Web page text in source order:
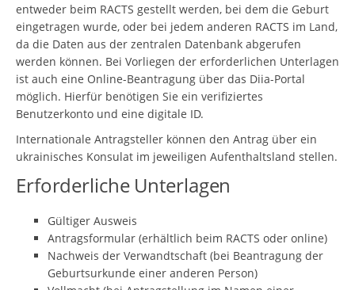
entweder beim RACTS gestellt werden, bei dem die Geburt
eingetragen wurde, oder bei jedem anderen RACTS im Land,
da die Daten aus der zentralen Datenbank abgerufen
werden können. Bei Vorliegen der erforderlichen Unterlagen
ist auch eine Online-Beantragung über das Diia-Portal
möglich. Hierfür benötigen Sie ein verifiziertes
Benutzerkonto und eine digitale ID.
Internationale Antragsteller können den Antrag über ein
ukrainisches Konsulat im jeweiligen Aufenthaltsland stellen.
Erforderliche Unterlagen
Gültiger Ausweis
Antragsformular (erhältlich beim RACTS oder online)
Nachweis der Verwandtschaft (bei Beantragung der
Geburtsurkunde einer anderen Person)